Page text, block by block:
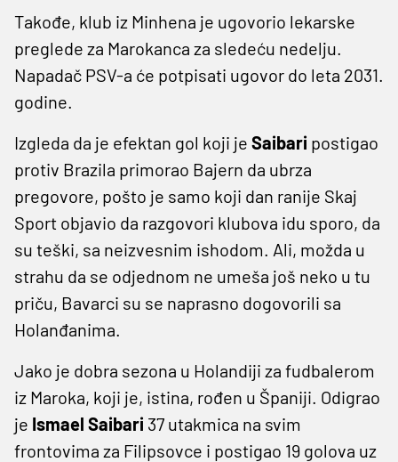
Takođe, klub iz Minhena je ugovorio lekarske
preglede za Marokanca za sledeću nedelju.
Napadač PSV-a će potpisati ugovor do leta 2031.
godine.
Izgleda da je efektan gol koji je Saibari postigao
protiv Brazila primorao Bajern da ubrza
pregovore, pošto je samo koji dan ranije Skaj
Sport objavio da razgovori klubova idu sporo, da
su teški, sa neizvesnim ishodom. Ali, možda u
strahu da se odjednom ne umeša još neko u tu
priču, Bavarci su se naprasno dogovorili sa
Holanđanima.
Jako je dobra sezona u Holandiji za fudbalerom
iz Maroka, koji je, istina, rođen u Španiji. Odigrao
je Ismael Saibari 37 utakmica na svim
frontovima za Filipsovce i postigao 19 golova uz